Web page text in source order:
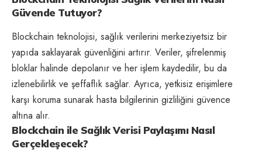
Güvende Tutuyor?
Blockchain teknolojisi, sağlık verilerini merkeziyetsiz bir
yapıda saklayarak güvenliğini artırır. Veriler, şifrelenmiş
bloklar halinde depolanır ve her işlem kaydedilir, bu da
izlenebilirlik ve şeffaflık sağlar. Ayrıca, yetkisiz erişimlere
karşı koruma sunarak hasta bilgilerinin gizliliğini güvence
altına alır.
Blockchain ile Sağlık Verisi Paylaşımı Nasıl
Gerçekleşecek?